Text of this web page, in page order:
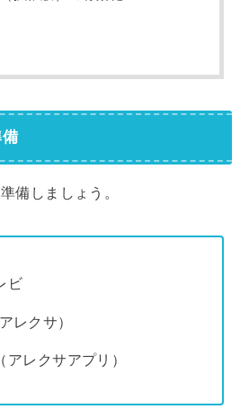
備しましょう。
ビ
レクサ）
レクサアプリ）